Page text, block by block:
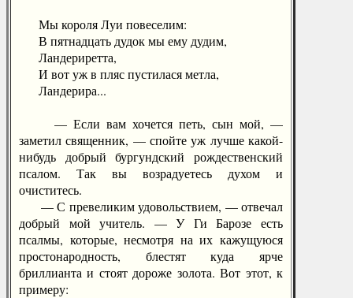
Мы короля Луи повеселим:
В пятнадцать дудок мы ему дудим,
Ландериретта,
И вот уж в пляс пустилася метла,
Ландерира...
— Если вам хочется петь, сын мой, —
заметил священник, — спойте уж лучше какой-
нибудь добрый бургундский рождественский
псалом. Так вы возрадуетесь духом и
очиститесь.
— С превеликим удовольствием, — отвечал
добрый мой учитель. — У Ги Барозе есть
псалмы, которые, несмотря на их кажущуюся
простонародность, блестят куда ярче
бриллианта и стоят дороже золота. Вот этот, к
примеру: